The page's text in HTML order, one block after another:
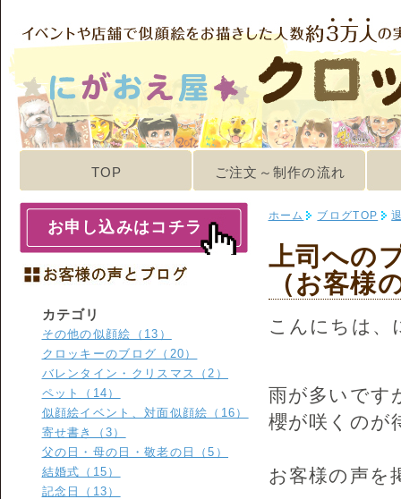
TOP ご注文～制作の流れ
ホーム ブログTOP
上司への
（お客
こんにちは
雨が多いです
櫻が咲くのが
お客様の声を
お申し込みはコチラ
カテゴリ
その他の似顔絵（13）
クロッキーのブログ（20）
バレンタイン・クリスマス（2）
ペット（14）
似顔絵イベント、対面似顔絵（16）
寄せ書き（3）
父の日・母の日・敬老の日（5）
結婚式（15）
記念日（13）